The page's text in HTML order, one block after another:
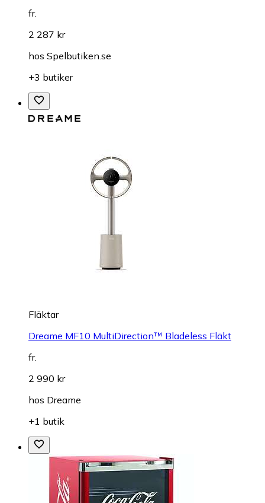
fr.
2 287 kr
hos Spelbutiken.se
+3 butiker
Fläktar
Dreame MF10 MultiDirection™ Bladeless Fläkt
fr.
2 990 kr
hos Dreame
+1 butik